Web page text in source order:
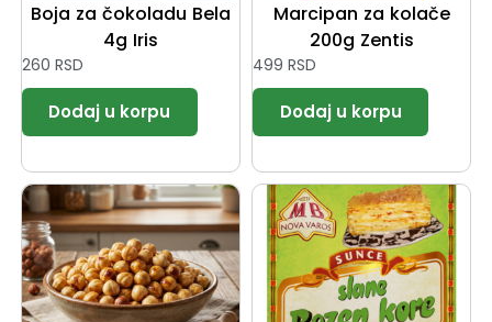
Boja za čokoladu Bela
4g Iris
260 RSD
Marcipan za kolače
200g Zentis
499 RSD